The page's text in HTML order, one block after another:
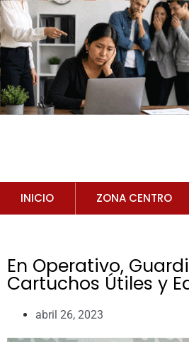
INICIO ZONA CENTRO
En Operativo,
Cartuchos Útiles y
abril 26, 2023